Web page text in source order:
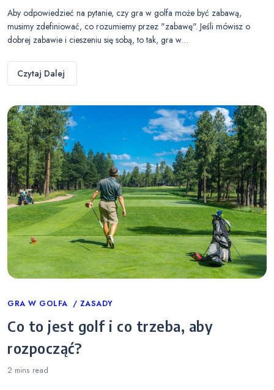
Aby odpowiedzieć na pytanie, czy gra w golfa może być zabawą,
musimy zdefiniować, co rozumiemy przez "zabawę". Jeśli mówisz o
dobrej zabawie i cieszeniu się sobą, to tak, gra w…
Czytaj Dalej
Categories
GRA W GOLFA ZASADY
Co to jest golf i co trzeba, aby
rozpocząć?
2 mins read